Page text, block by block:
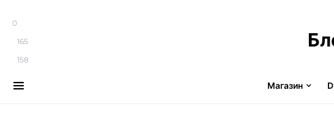
0
165
158
Магазин